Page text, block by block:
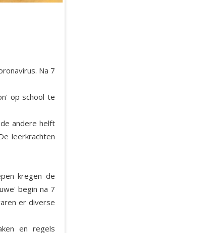
Na 7
op school te
andere helft
leerkrachten
kregen de
begin na 7
er diverse
en regels